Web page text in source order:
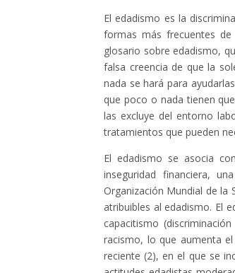
El edadismo es la
formas más frecuentes de
glosario sobre edadismo,
falsa creencia de que la
nada se hará para
que poco o nada tienen
las excluye del entorno
tratamientos que pueden
El edadismo se asocia
inseguridad financiera,
Organización Mundial de
atribuibles al edadismo. El
capacitismo
racismo, lo que aumenta
reciente (2), en el que se